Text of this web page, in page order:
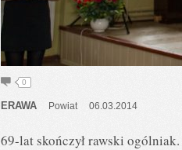
0
ERAWA Powiat 06.03.2014
69-lat skończył rawski